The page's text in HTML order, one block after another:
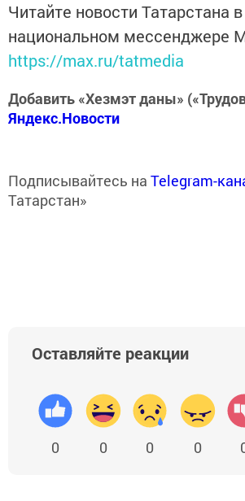
Читайте новости Татарстана в
национальном мессенджере
https://max.ru/tatmedia
Добавить «Хезмэт даны»
Яндекс.Новости
Подписывайтесь на Telegram-
Татарстан»
Оставляйте реакции
0 0 0 0